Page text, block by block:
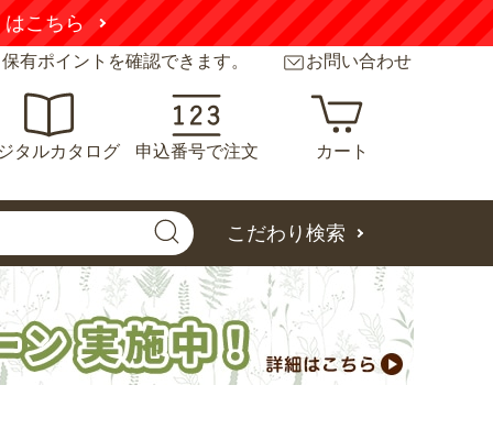
はこちら
有ポイントを確認できます。 お問い合わせ
タルカタログ 申込番号で注文 カート
こだわり検索